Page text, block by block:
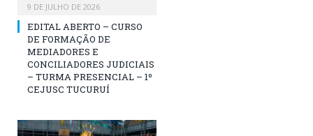
9 DE JULHO DE 2026
EDITAL ABERTO – CURSO
DE FORMAÇÃO DE
MEDIADORES E
CONCILIADORES JUDICIAIS
– TURMA PRESENCIAL – 1º
CEJUSC TUCURUÍ